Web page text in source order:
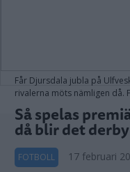
Får Djursdala jubla på
rivalerna möts nämligen då.
Så spelas
då blir det
FOTBOLL 17 februari